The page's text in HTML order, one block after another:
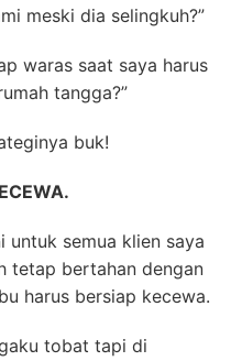
meski dia selingkuh?”
waras saat saya harus
tangga?”
buk!
untuk semua klien saya
tetap bertahan dengan
harus bersiap kecewa.
tobat tapi di